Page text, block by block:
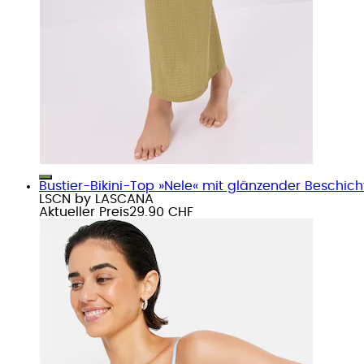
Bustier-Bikini-Top »Nele« mit glänzender
LSCN by LASCANA
Aktueller Preis29.90 CHF